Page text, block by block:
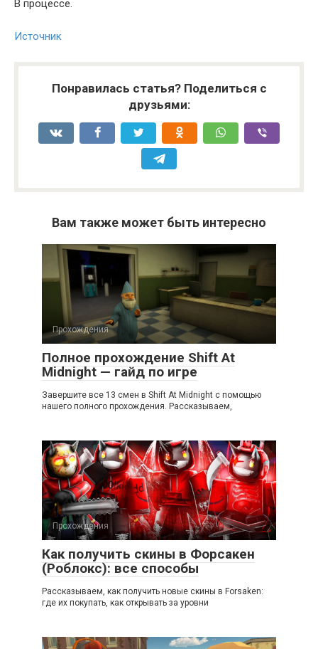
В процессе.
Источник
Понравилась статья? Поделиться с
друзьями:
Вам также может быть интересно
Прохождения
Полное прохождение Shift At
Midnight — гайд по игре
Завершите все 13 смен в Shift At Midnight с помощью
нашего полного прохождения. Рассказываем,
Прохождения
Как получить скины в Форсакен
(Роблокс): все способы
Рассказываем, как получить новые скины в Forsaken:
где их покупать, как открывать за уровни